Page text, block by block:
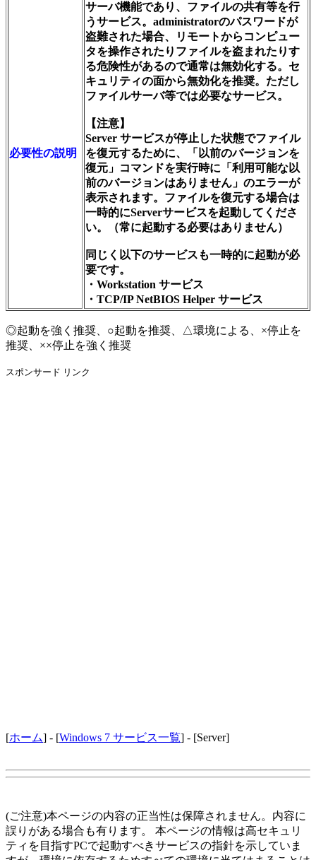
必要性の説明
サーバ機能であり、ファイルの共有等を行
うサービス。administratorのパスワードが
盗難された場合、リモートからコンピュー
タを操作されたりファイルを盗まれたりす
る危険性があるので通常は無効化する。セ
キュリティの面から無効化を推奨。ただし
ファイルサーバ等では必要なサービス。
【注意】
Server サービスが停止した状態でファイル
を復元するために、「以前のバージョンを
復元」コマンドを実行時に「利用可能な以
前のバージョンはありません」のエラーが
表示されます。ファイルを復元する場合は
一時的にServerサービスを起動してくださ
い。（常に起動する必要はありません）
同じく以下のサービスも一時的に起動が必
要です。
・Workstation サービス
・TCP/IP NetBIOS Helper サービス
◎起動を強く推奨、○起動を推奨、△環境による、×停止を
推奨、××停止を強く推奨
スポンサード リンク
[ホーム] - [Windows 7 サービス一覧] - [Server]
(ご注意)本ページの内容の正当性は保障されません。内容に
誤りがある場合も有ります。 本ページの情報は高セキュリ
ティを目指すPCで起動すべきサービスの指針を示していま